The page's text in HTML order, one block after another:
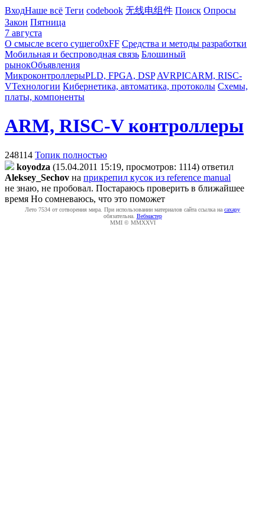
ВходНаше всё Теги codebook 无线电组件 Поиск Опросы
Закон Пятница
7 августа
О смысле всего сущего0xFF Средства и методы разработки
Мобильная и беспроводная связь Блошиный
рынокОбъявления
МикроконтроллерыPLD, FPGA, DSP AVRPICARM, RISC-
VТехнологии Кибернетика, автоматика, протоколы Схемы,
платы, компоненты
ARM, RISC-V контроллеры
248114 Топик полностью
koyodza (15.04.2011 15:19, просмотров: 1114) ответил
Aleksey_Sechov на прикрепил кусок из reference manual
не знаю, не пробовал. Постараюсь проверить в ближайшее
время Но сомневаюсь, что это поможет
Лето 7534 от сотворения мира. При использовании материалов сайта ссылка на caxapу
обязательна. Вебмастер
MMI © MMXXVI